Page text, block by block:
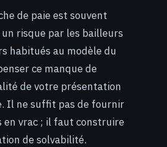
de paie est souvent
risque par les bailleurs
habitués au modèle du
ce manque de
de votre présentation
Il ne suffit pas de fournir
en vrac ; il faut construire
de solvabilité.